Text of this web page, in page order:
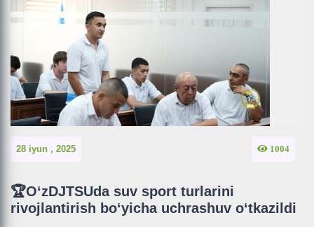
28 iyun , 2025 1004
🏆O‘zDJTSUda suv sport turlarini
rivojlantirish bo‘yicha uchrashuv o‘tkazildi